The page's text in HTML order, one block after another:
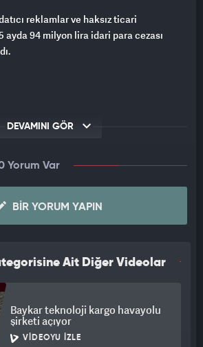
reklamlar ve haksız ticari
ayda 94 milyon lira idari para cezası
DEVAMINI GÖR
Yorum Var
BIR YORUM YAPIN
Ait Diğer Videolar
Baykar teknoloji kargo havayolu
şirketi açıyor
VIDEOYU İZLE